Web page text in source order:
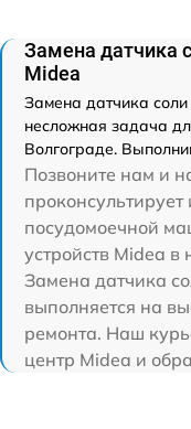
Замена датчика
Midea
Замена датчика
несложная задача
Волгограде.
Позвоните нам и
проконсультирует
посудомоечной
устройств Midea
Замена датчика
выполняется на
ремонта. Наш
центр Midea и